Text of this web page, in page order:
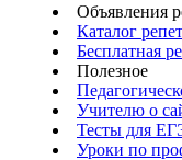
Объявления
Каталог
Бесплатная
Полезное
Учителю о
Тесты для
Уроки по